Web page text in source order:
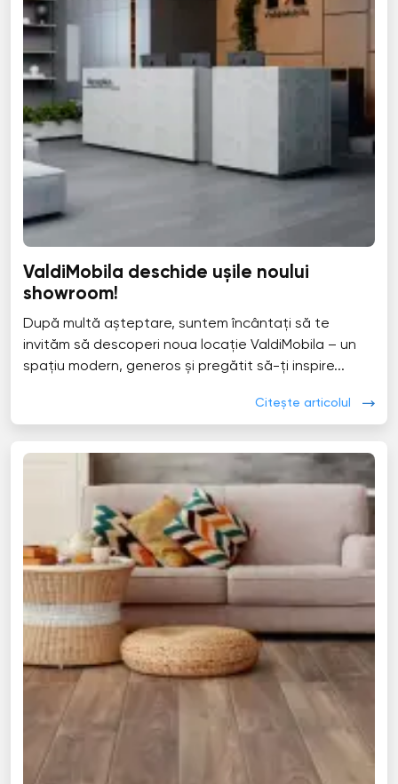
ValdiMobila deschide ușile noului
showroom!
După multă așteptare, suntem încântați să te
invităm să descoperi noua locație ValdiMobila – un
spațiu modern, generos și pregătit să-ți inspire...
Citește articolul